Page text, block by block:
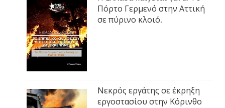
Πόρτο Γερμενό στην Αττική
σε πύρινο κλοιό.
Νεκρός εργάτης σε έκρηξη
εργοστασίου στην Κόρινθο